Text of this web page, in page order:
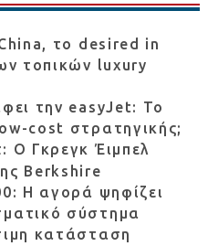
το desired in
τοπικών luxury
την easyJet: Το
cost στρατηγικής;
Γκρεγκ Έιμπελ
Berkshire
Η αγορά ψηφίζει
σύστημα
κατάσταση